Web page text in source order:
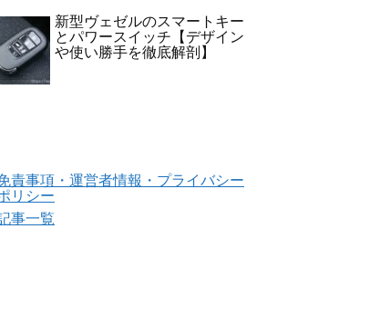
新型ヴェゼルのスマートキー
とパワースイッチ【デザイン
や使い勝手を徹底解剖】
責事項・運営者情報・プライバシー
リシー
事一覧